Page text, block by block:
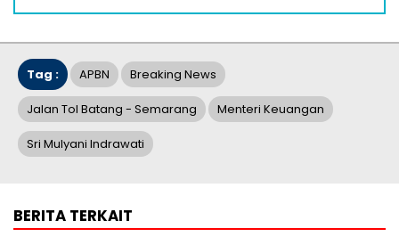
Tag : APBN Breaking News
Jalan Tol Batang - Semarang Menteri Keuangan
Sri Mulyani Indrawati
BERITA TERKAIT